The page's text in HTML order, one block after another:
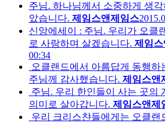
주님. 하나님께서 소중하게 생
았습니다. 제임스앤제임스
신앙에세이 : 주님. 우리가 오클
로 사랑하며 살겠습니다. 제임
00:34
오클랜드에서 아름답게 동행하
주님께 감사했습니다. 제임스앤
주님. 우리 한인들이 사는 곳의
의미로 살아갑니다. 제임스앤제
우리 크리스챤들에게는 오클랜